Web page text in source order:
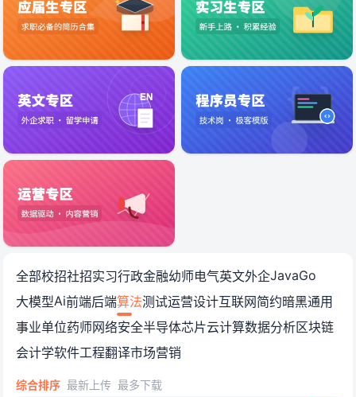
算法工程师简历模板免费下载
全部校招社招实习行政金融幼师电气英文外企JavaGo
大模型Ai前端后端算法测试运营设计互联网简约暗黑通用
事业单位药师网络安全半导体芯片云计算数据分析区块链
会计学软件工程翻译市场营销
综合排序 最新上传 最多下载